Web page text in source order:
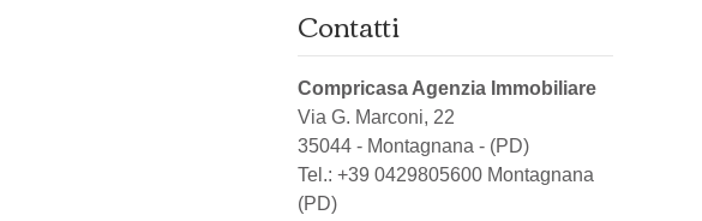
Contatti
Compricasa Agenzia Immobiliare
Via G. Marconi, 22
35044 - Montagnana - (PD)
Tel.: +39 0429805600 Montagnana
(PD)